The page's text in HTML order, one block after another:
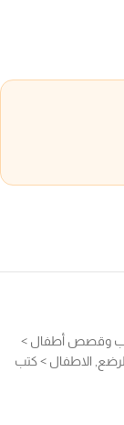
وقصص أطفال >
, الاطفال > كتب